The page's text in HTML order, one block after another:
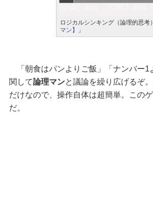
ロジカルシンキング（論理的思考
マン】
」
「朝食はパンよりご飯」「ナンバー1
関して論理マンと議論を繰り広げるぞ
だけなので、操作自体は超簡単。この
だ。